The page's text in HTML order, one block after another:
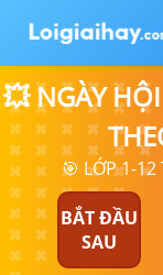
💥 NGÀY
🎯 LỚP 1-12
BẮT ĐẦU
SAU